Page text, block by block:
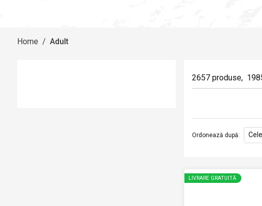
Home / Adult
2657 produse,
Ordonează după:
LIVRARE GRATUITĂ